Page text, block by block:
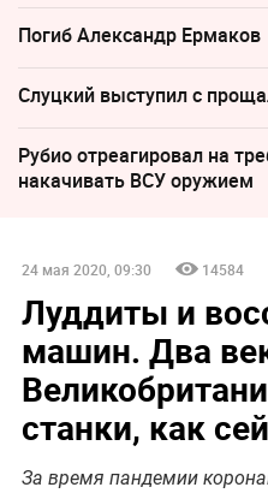
Погиб Александр Ермаков
Слуцкий выступил с
Рубио отреагировал на
накачивать ВСУ оружием
24 мая 2020, 09:30 14584
Луддиты и
машин. Два
станки, как
За время пандемии